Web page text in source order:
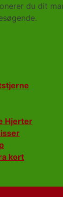
du dit
Hjerter
kort